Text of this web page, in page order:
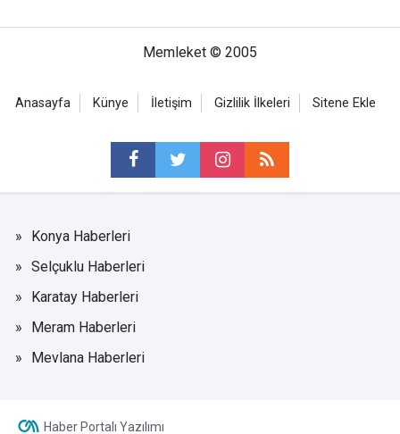
Memleket © 2005
Anasayfa Künye İletişim Gizlilik İlkeleri Sitene Ekle
Konya Haberleri
Selçuklu Haberleri
Karatay Haberleri
Meram Haberleri
Mevlana Haberleri
Haber Portalı Yazılımı